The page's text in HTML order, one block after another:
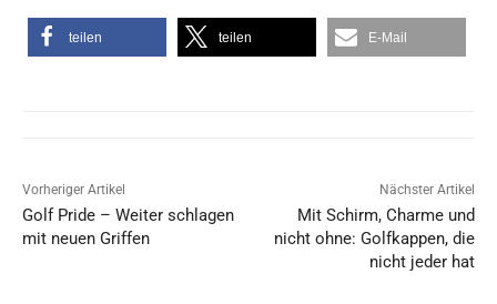
teilen teilen E-Mail
Vorheriger Artikel
Golf Pride – Weiter schlagen
mit neuen Griffen
Nächster Artikel
Mit Schirm, Charme und
nicht ohne: Golfkappen, die
nicht jeder hat